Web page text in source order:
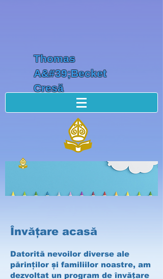
Thomas
A&#39;Becket
Creșă
Învățare acasă
Datorită nevoilor diverse ale
părinților și familiilor noastre, am
dezvoltat un program de învățare